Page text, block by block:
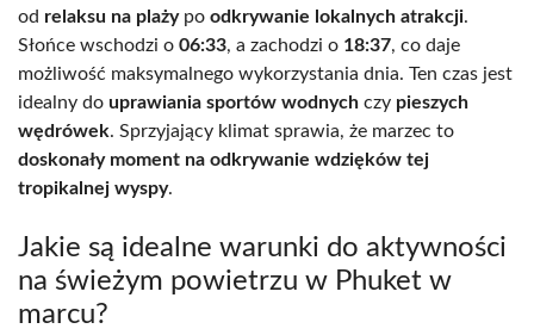
od relaksu na plażypo odkrywanie lokalnych atrakcji.
Słońce wschodzi o 06:33, a zachodzi o 18:37, co daje
możliwość maksymalnego wykorzystania dnia. Ten czas jest
idealny do uprawiania sportów wodnych czy pieszych
wędrówek. Sprzyjający klimat sprawia, że marzec to
doskonały moment na odkrywanie wdzięków tej
tropikalnej wyspy.
Jakie są idealne warunki do aktywności
na świeżym powietrzu w Phuket w
marcu?